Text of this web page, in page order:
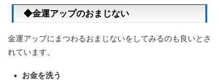
◆金運アップのおまじない
金運アップにまつわるおまじないをしてみるのも良いとさ
れています。
お金を洗う